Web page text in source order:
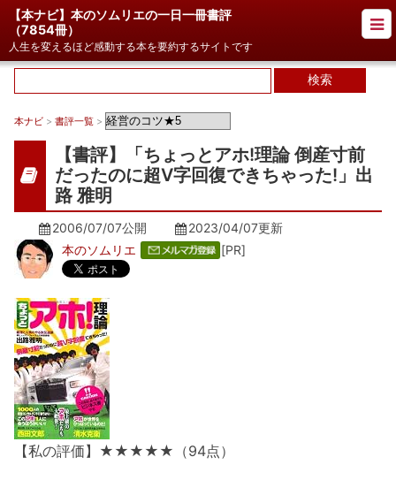
【本ナビ】本のソムリエの一日一冊書評
（7854冊）
人生を変えるほど感動する本を要約するサイトです
本ナビ > 書評一覧 >
【書評】「ちょっとアホ!理論 倒産寸前
だったのに超V字回復できちゃった!」出
路 雅明
2006/07/07公開 2023/04/07更新
本のソムリエ
[PR]
【私の評価】★★★★★（94点）